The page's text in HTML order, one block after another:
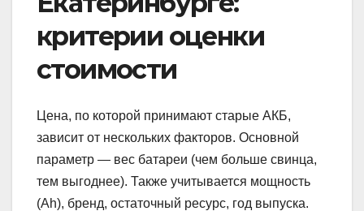
критерии оценки
стоимости
Цена, по которой принимают старые АКБ,
зависит от нескольких факторов. Основной
параметр — вес батареи (чем больше свинца,
тем выгоднее). Также учитывается мощность
(Ah), бренд, остаточный ресурс, год выпуска.